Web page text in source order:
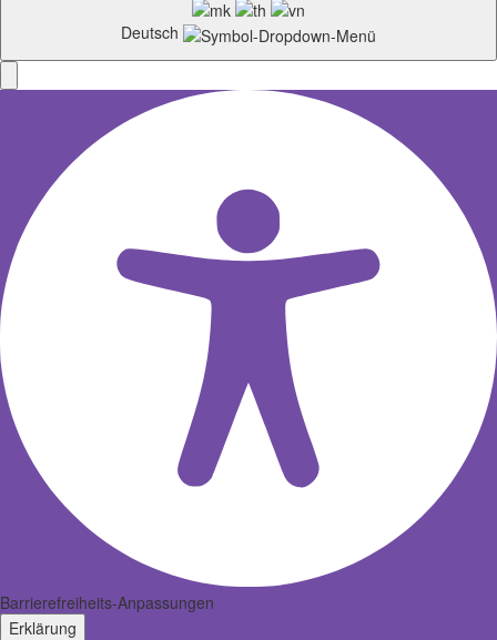
Deutsch
Barrierefreiheits-Anpassungen
Erklärung